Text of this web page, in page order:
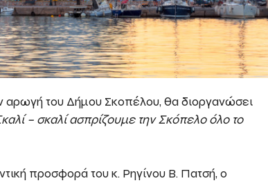
αρωγή του Δήμου Σκοπέλου, θα διοργανώσει
– σκαλί ασπρίζουμε την Σκόπελο όλο το
προσφορά του κ. Ρηγίνου Β. Πατσή, ο